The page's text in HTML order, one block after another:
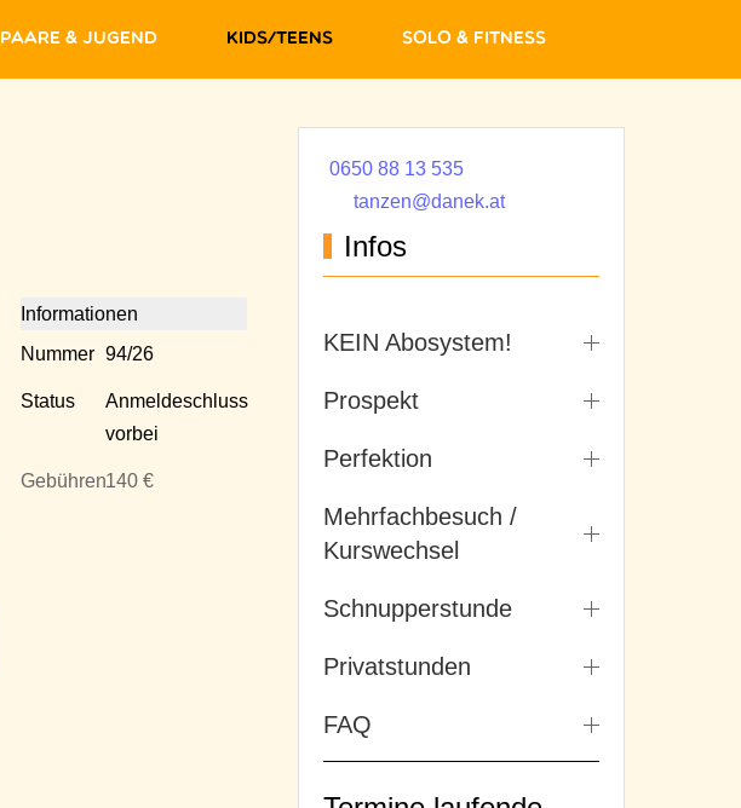
Paare & Jugend Kids/Teens Solo & Fitness
Informationen
Nummer 94/26
Status
Anmeldeschluss
vorbei
Gebühren140 €
0650 88 13 535
tanzen@danek.at
Infos
KEIN Abosystem!
Prospekt
Perfektion
Mehrfachbesuch /
Kurswechsel
Schnupperstunde
Privatstunden
FAQ